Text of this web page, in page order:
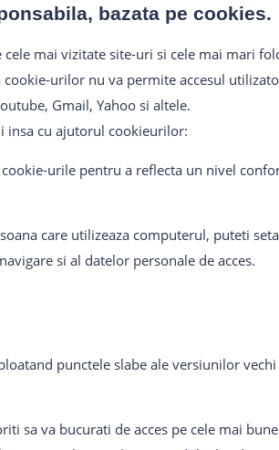
bazata pe cookies.
mai vizitate site-uri si cele mai mari
urilor nu va permite accesul
Gmail, Yahoo si altele.
insa cu ajutorul cookieurilor:
urile pentru a reflecta un nivel
care utilizeaza computerul, puteti seta
si al datelor personale de acces.
punctele slabe ale versiunilor vechi
sa va bucurati de acces pe cele mai